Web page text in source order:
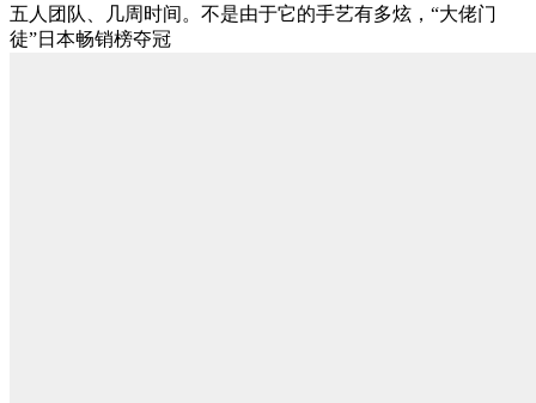
五人团队、几周时间。不是由于它的手艺有多炫，“大佬门
徒”日本畅销榜夺冠